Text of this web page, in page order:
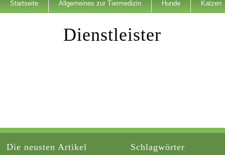
Startseite Allgemeines zur Tiermedizin Hunde Katzen
Dienstleister
Die neusten Artikel Schlagwörter